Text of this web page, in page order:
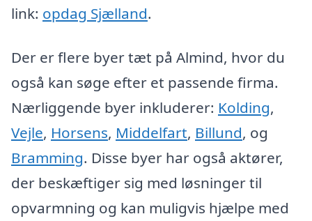
link: opdag Sjælland.
Der er flere byer tæt på Almind, hvor du
også kan søge efter et passende firma.
Nærliggende byer inkluderer: Kolding,
Vejle, Horsens, Middelfart, Billund, og
Bramming. Disse byer har også aktører,
der beskæftiger sig med løsninger til
opvarmning og kan muligvis hjælpe med